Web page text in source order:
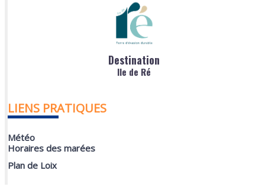
Destination
Ile de Ré
LIENS PRATIQUES
Météo
Horaires des marées
Plan de Loix